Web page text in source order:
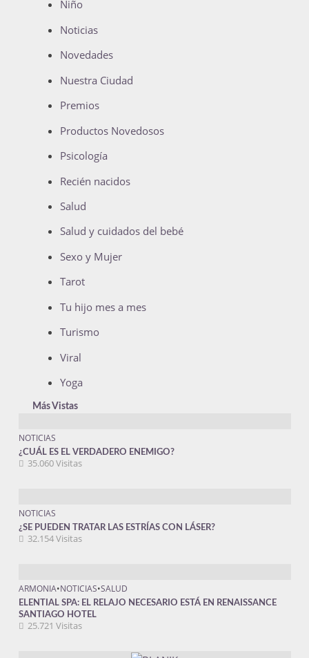
Niño
Noticias
Novedades
Nuestra Ciudad
Premios
Productos Novedosos
Psicología
Recién nacidos
Salud
Salud y cuidados del bebé
Sexo y Mujer
Tarot
Tu hijo mes a mes
Turismo
Viral
Yoga
Más Vistas
NOTICIAS
¿CUÁL ES EL VERDADERO ENEMIGO?
35.060 Visitas
NOTICIAS
¿SE PUEDEN TRATAR LAS ESTRÍAS CON LÁSER?
32.154 Visitas
ARMONIA•NOTICIAS•SALUD
ELENTIAL SPA: EL RELAJO NECESARIO ESTÁ EN RENAISSANCE
SANTIAGO HOTEL
25.721 Visitas